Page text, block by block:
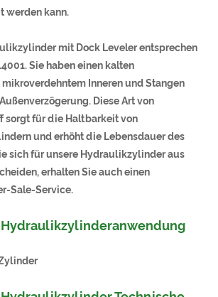
werden kann.
mit Dock Leveler entsprechen
Sie haben einen kalten
mikroverdehntem Inneren und Stangen
Diese Art von
sorgt für die Haltbarkeit von
und erhöht die Lebensdauer des
sich für unsere Hydraulikzylinder aus
erhalten Sie auch einen
Sale-Service.